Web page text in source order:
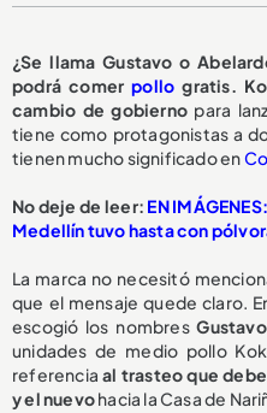
¿Se llama Gustavo o
podrá comerpollogratis.
cambio de gobierno para
tiene como protagonistas a
tienen mucho significado en
No deje de leer: EN
Medellín tuvo hasta con
La marca no necesitó
que el mensaje quede claro.
escogió los nombres
unidades de medio pollo
referenciaal trasteo que
y el nuevohacia la Casa de